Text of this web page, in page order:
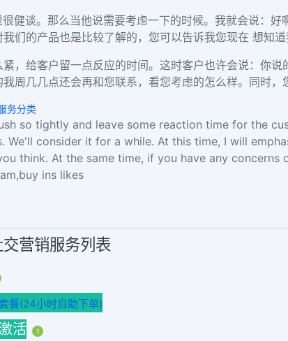
健谈。那么当他说需要考虑一下的时候。我就会说：
们的产品也是比较了解的，您可以告诉我您现在 想知
，给客户留一点反应的时间。这时客户也许会说：你
周几几点还会再和您联系，看您考虑的怎么样。同时，
务分类
so tightly and leave some reaction time for the
We'll consider it for a while. At this time, I will
think. At the same time, if you have any
ins likes
营销服务列表
餐(24小时自助下单)
活 1